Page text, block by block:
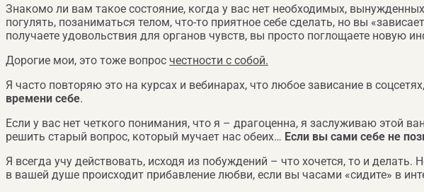
Знакомо ли вам такое состояние, когда у вас нет необходимых,
погулять, позаниматься телом, что-то приятное себе сделать, но вы
получаете удовольствия для органов чувств, вы просто поглощаете новую
Дорогие мои, это тоже вопрос честности с собой.
Я часто повторяю это на курсах и вебинарах, что любое зависание в
времени себе.
Если у вас нет четкого понимания, что я – драгоценна, я заслуживаю этой
решить старый вопрос, который мучает нас обеих… Если вы сами себе не
Я всегда учу действовать, исходя из побуждений – что хочется, то и
в вашей душе происходит прибавление любви, если вы часами «сидите» в